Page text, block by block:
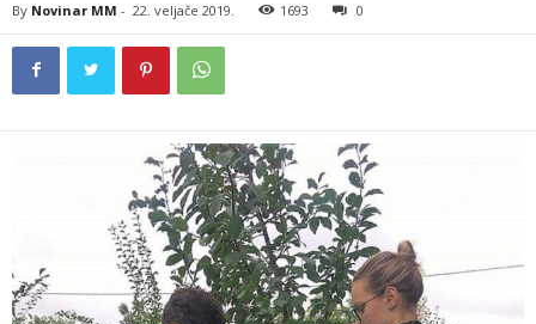
By Novinar MM - 22. veljače 2019. 1693 0